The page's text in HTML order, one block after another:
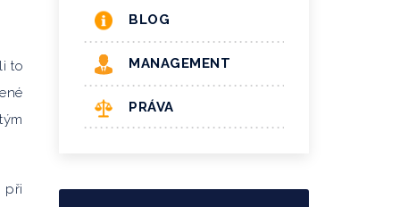
to
při
BLOG
MANAGEMENT
PRÁVA